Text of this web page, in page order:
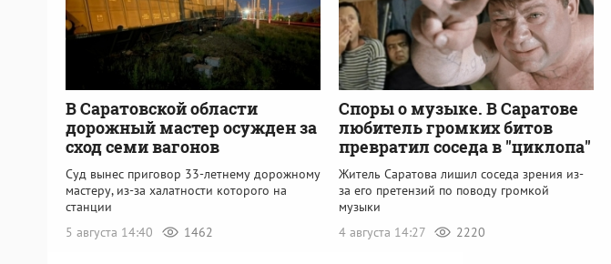
В Саратовской области
дорожный мастер осужден за
сход семи вагонов
Суд вынес приговор 33-летнему дорожному
мастеру, из-за халатности которого на
станции
5 августа 14:40
1462
Споры о музыке. В Саратове
любитель громких битов
превратил соседа в "циклопа"
Житель Саратова лишил соседа зрения из-
за его претензий по поводу громкой
музыки
4 августа 14:27
2220